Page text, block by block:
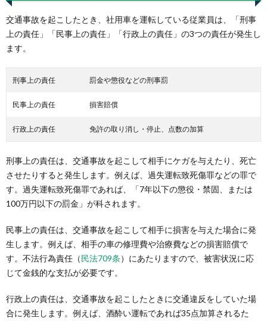
交通事故を起こしたとき、社用車を運転している従業員は、「刑事
上の責任」「民事上の責任」「行政上の責任」の3つの責任が発生し
ます。
刑事上の責任 罰金や懲役などの刑事罰
民事上の責任 損害賠償
行政上の責任 免許の取り消し・停止、点数の加算
刑事上の責任は、交通事故を起こして相手にケガを与えたり、死亡
させたりすると発生します。例えば、過失運転致死傷罪などの罪で
す。過失運転致死傷罪であれば、「7年以下の懲役・禁固、または
100万円以下の罰金」が科されます。
民事上の責任は、交通事故を起こして相手に損害を与えた場合に発
生します。例えば、相手の車の修理費や治療費などの損害賠償で
す。不法行為責任（民法709条）にあたりますので、被害状況に応
じて金銭的な支払が必要です。
行政上の責任は、交通事故を起こしたときに交通違反をしていた場
合に発生します。例えば、酒酔い運転であれば35点加算されるた